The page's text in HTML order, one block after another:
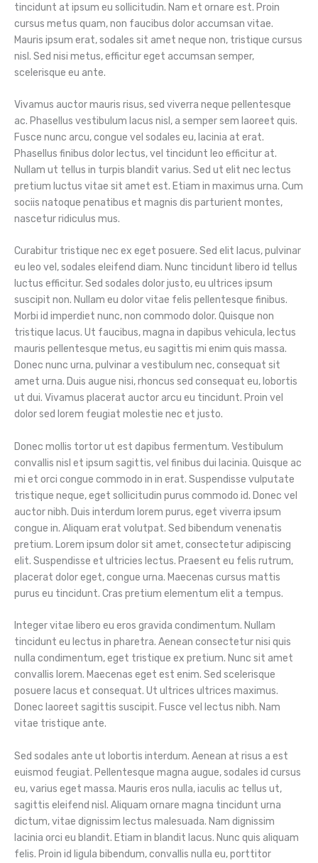
tincidunt at ipsum eu sollicitudin. Nam et ornare est. Proin
cursus metus quam, non faucibus dolor accumsan vitae.
Mauris ipsum erat, sodales sit amet neque non, tristique cursus
nisl. Sed nisi metus, efficitur eget accumsan semper,
scelerisque eu ante.
Vivamus auctor mauris risus, sed viverra neque pellentesque
ac. Phasellus vestibulum lacus nisl, a semper sem laoreet quis.
Fusce nunc arcu, congue vel sodales eu, lacinia at erat.
Phasellus finibus dolor lectus, vel tincidunt leo efficitur at.
Nullam ut tellus in turpis blandit varius. Sed ut elit nec lectus
pretium luctus vitae sit amet est. Etiam in maximus urna. Cum
sociis natoque penatibus et magnis dis parturient montes,
nascetur ridiculus mus.
Curabitur tristique nec ex eget posuere. Sed elit lacus, pulvinar
eu leo vel, sodales eleifend diam. Nunc tincidunt libero id tellus
luctus efficitur. Sed sodales dolor justo, eu ultrices ipsum
suscipit non. Nullam eu dolor vitae felis pellentesque finibus.
Morbi id imperdiet nunc, non commodo dolor. Quisque non
tristique lacus. Ut faucibus, magna in dapibus vehicula, lectus
mauris pellentesque metus, eu sagittis mi enim quis massa.
Donec nunc urna, pulvinar a vestibulum nec, consequat sit
amet urna. Duis augue nisi, rhoncus sed consequat eu, lobortis
ut dui. Vivamus placerat auctor arcu eu tincidunt. Proin vel
dolor sed lorem feugiat molestie nec et justo.
Donec mollis tortor ut est dapibus fermentum. Vestibulum
convallis nisl et ipsum sagittis, vel finibus dui lacinia. Quisque ac
mi et orci congue commodo in in erat. Suspendisse vulputate
tristique neque, eget sollicitudin purus commodo id. Donec vel
auctor nibh. Duis interdum lorem purus, eget viverra ipsum
congue in. Aliquam erat volutpat. Sed bibendum venenatis
pretium. Lorem ipsum dolor sit amet, consectetur adipiscing
elit. Suspendisse et ultricies lectus. Praesent eu felis rutrum,
placerat dolor eget, congue urna. Maecenas cursus mattis
purus eu tincidunt. Cras pretium elementum elit a tempus.
Integer vitae libero eu eros gravida condimentum. Nullam
tincidunt eu lectus in pharetra. Aenean consectetur nisi quis
nulla condimentum, eget tristique ex pretium. Nunc sit amet
convallis lorem. Maecenas eget est enim. Sed scelerisque
posuere lacus et consequat. Ut ultrices ultrices maximus.
Donec laoreet sagittis suscipit. Fusce vel lectus nibh. Nam
vitae tristique ante.
Sed sodales ante ut lobortis interdum. Aenean at risus a est
euismod feugiat. Pellentesque magna augue, sodales id cursus
eu, varius eget massa. Mauris eros nulla, iaculis ac tellus ut,
sagittis eleifend nisl. Aliquam ornare magna tincidunt urna
dictum, vitae dignissim lectus malesuada. Nam dignissim
lacinia orci eu blandit. Etiam in blandit lacus. Nunc quis aliquam
felis. Proin id ligula bibendum, convallis nulla eu, porttitor